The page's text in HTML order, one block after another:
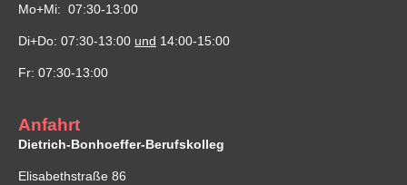
Mo+Mi: 07:30-13:00
Di+Do: 07:30-13:00 und 14:00-15:00
Fr: 07:30-13:00
Anfahrt
Dietrich-Bonhoeffer-Berufskolleg
Elisabethstraße 86